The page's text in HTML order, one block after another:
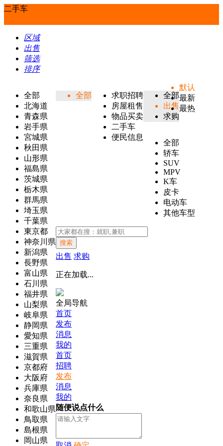
二手车
区域
出售
筛选
排序
全部
北海道
青森県
岩手県
宮城県
秋田県
山形県
福島県
茨城県
栃木県
群馬県
埼玉県
千葉県
東京都
神奈川県
新潟県
長野県
富山県
石川県
福井県
山梨県
岐阜県
静岡県
愛知県
三重県
滋賀県
京都府
大阪府
兵庫県
奈良県
和歌山県
鳥取県
島根県
岡山県
全部
求职招聘
房屋租售
物品买卖
二手车
便民信息
全部
出售
求购
全部
轿车
SUV
MPV
K车
皮卡
电动车
其他车型
默认
最新
最热
搜索
出售 求购
正在加载...
全局导航
首页
发布
消息
我的
首页
招聘
发布
消息
我的
随便说点什么